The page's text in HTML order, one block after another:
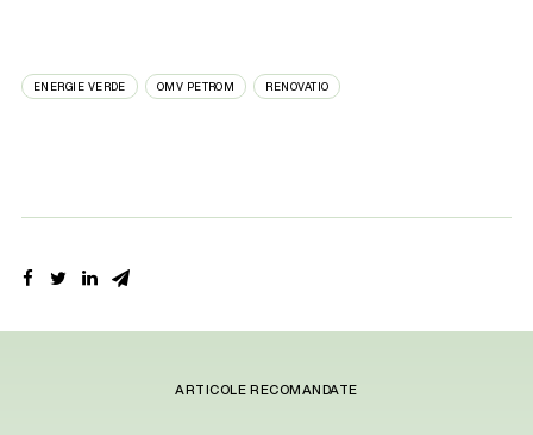
ENERGIE VERDE OMV PETROM RENOVATIO
ARTICOLE RECOMANDATE